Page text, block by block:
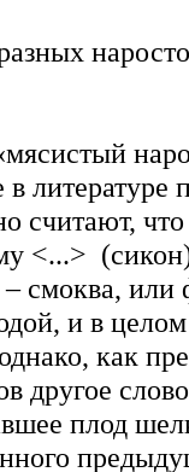
в литературе
считают, что
<...>
смоква,
и в
как
другое
плод